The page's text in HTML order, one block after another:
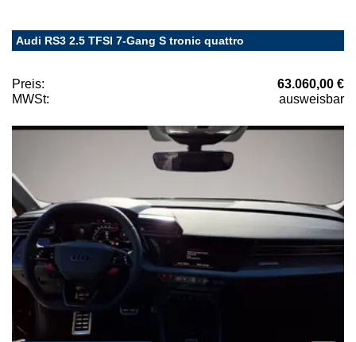
Audi RS3 2.5 TFSI 7-Gang S tronic quattro
Preis:
63.060,00 €
MWSt:
ausweisbar